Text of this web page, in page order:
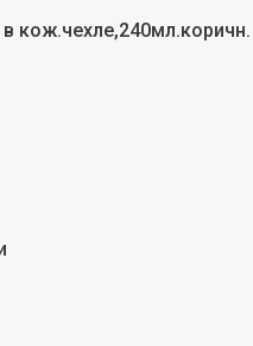
кож.чехле,240мл.коричн.